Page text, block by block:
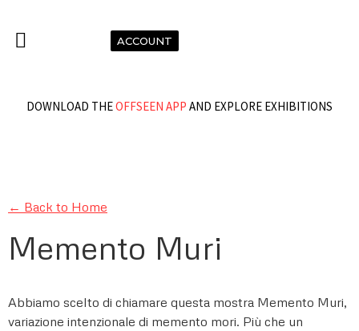
ACCOUNT
DOWNLOAD THEOFFSEEN APP AND EXPLORE EXHIBITIONS
← Back to Home
Memento Muri
Abbiamo scelto di chiamare questa mostra Memento Muri,
variazione intenzionale di memento mori. Più che un